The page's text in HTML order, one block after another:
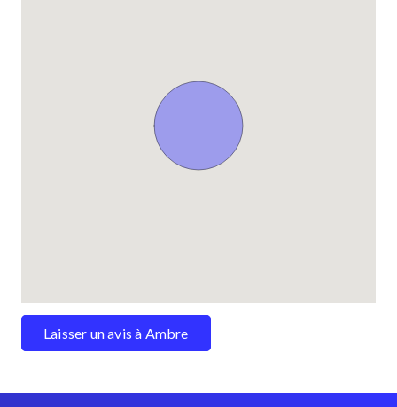
Laisser un avis à Ambre